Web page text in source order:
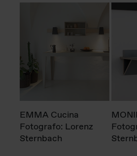
EMMA Cucina
Fotografo: Lorenz
Sternbach